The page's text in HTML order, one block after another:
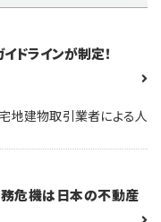
ドラインが制定！
宅地建物取引業者による人
危機は日本の不動産